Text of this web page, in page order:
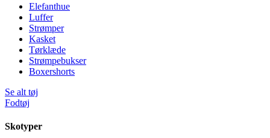
Elefanthue
Luffer
Strømper
Kasket
Tørklæde
Strømpebukser
Boxershorts
Se alt tøj
Fodtøj
Skotyper